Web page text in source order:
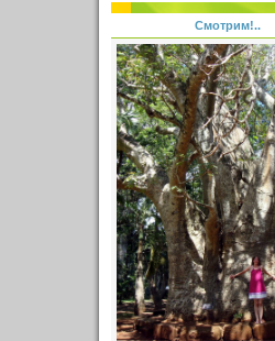
Смотрим!..